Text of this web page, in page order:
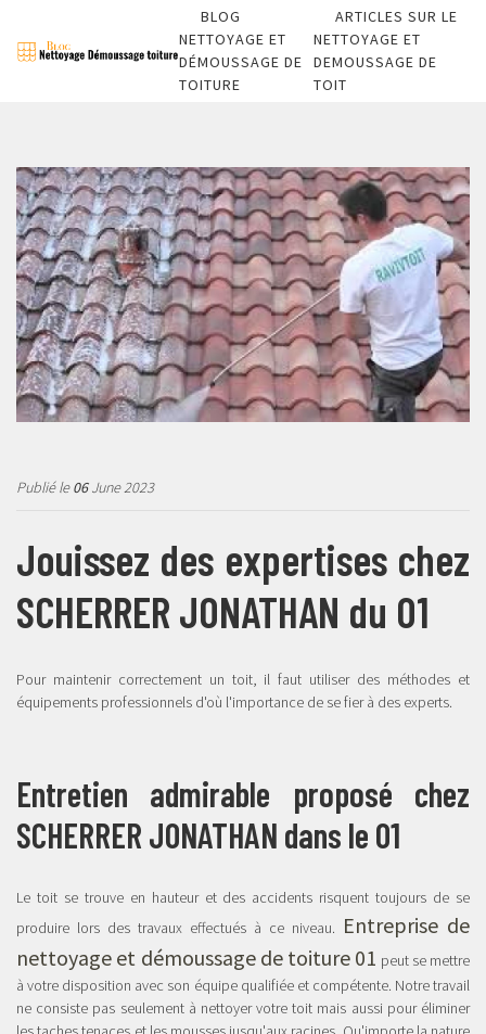
BLOG
NETTOYAGE ET
DÉMOUSSAGE DE
TOITURE
ARTICLES SUR LE
NETTOYAGE ET
DEMOUSSAGE DE
TOIT
Publié le06June 2023
Jouissez des expertises chez
SCHERRER JONATHAN du 01
Pour maintenir correctement un toit, il faut utiliser des méthodes et
équipements professionnels d'où l'importance de se fier à des experts.
Entretien admirable proposé chez
SCHERRER JONATHAN dans le 01
Le toit se trouve en hauteur et des accidents risquent toujours de se
produire lors des travaux effectués à ce niveau. Entreprise de
nettoyage et démoussage de toiture 01 peut se mettre
à votre disposition avec son équipe qualifiée et compétente. Notre travail
ne consiste pas seulement à nettoyer votre toit mais aussi pour éliminer